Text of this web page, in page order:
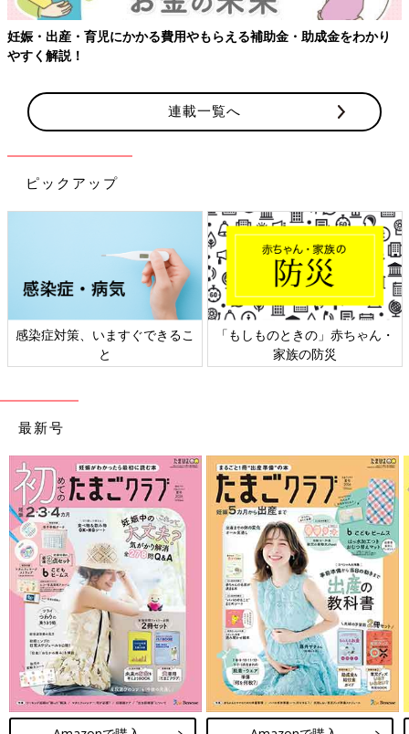
妊娠・出産・育児にかかる費用やもらえる補助金・助成金をわかり
やすく解説！
連載一覧へ
ピックアップ
感染症対策、いますぐできるこ
と
「もしものときの」赤ちゃん・
家族の防災
最新号